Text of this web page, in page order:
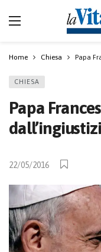
Home Chiesa Papa
CHIESA
Papa
22/05/2016